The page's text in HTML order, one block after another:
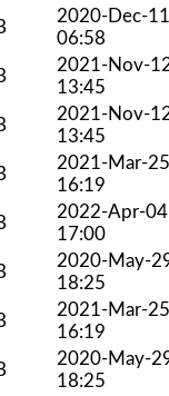
2020-Dec-11
06:58
2021-Nov-
13:45
2021-Nov-
13:45
2021-Mar-25
16:19
2022-Apr-04
17:00
2020-May-
18:25
2021-Mar-25
16:19
2020-May-
18:25